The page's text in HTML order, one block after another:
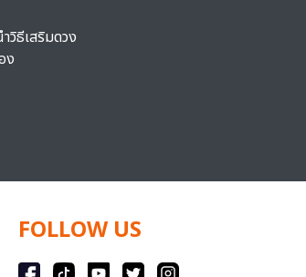
วิธีเสริมดวง
ง
FOLLOW US